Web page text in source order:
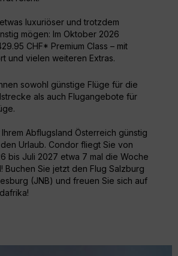
luxuriöser und trotzdem
mögen: Im Oktober 2026
CHF* Premium Class – mit
und vielen weiteren Extras.
sowohl günstige Flüge für die
als auch Flugangebote für
Abflugsland Österreich günstig
Urlaub. Condor fliegt Sie von
bis Juli 2027 etwa 7 mal die Woche
Buchen Sie jetzt den Flug Salzburg
(JNB) und freuen Sie sich auf